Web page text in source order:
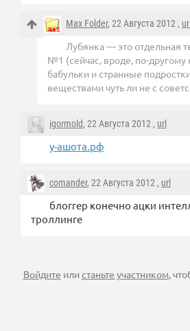
Max Folder, 22 Августа 2012 , url
Лубянка — это отдельная
№1 (сейчас, вроде, по-другому
бабульки и странные
веществами чуть ли не с
igormold, 22 Августа 2012 , url
у-ашота.рф
comander, 22 Августа 2012 , url
блоггер конечно ацки
троллинге
Войдите илистаньте участником,